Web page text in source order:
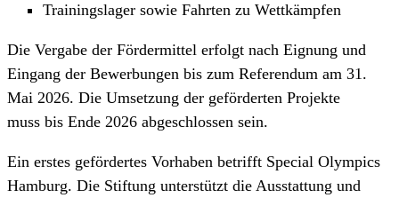
Trainingslager sowie Fahrten zu Wettkämpfen
Die Vergabe der Fördermittel erfolgt nach Eignung und
Eingang der Bewerbungen bis zum Referendum am 31.
Mai 2026. Die Umsetzung der geförderten Projekte
muss bis Ende 2026 abgeschlossen sein.
Ein erstes gefördertes Vorhaben betrifft Special Olympics
Hamburg. Die Stiftung unterstützt die Ausstattung und